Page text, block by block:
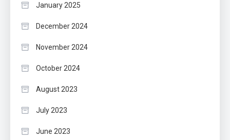
January 2025
December 2024
November 2024
October 2024
August 2023
July 2023
June 2023